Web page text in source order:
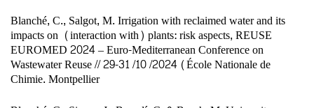
Blanché, C., Salgot, M. Irrigation with reclaimed water and its
impacts on (interaction with) plants: risk aspects, REUSE
EUROMED 2024 – Euro-Mediterranean Conference on
Wastewater Reuse // 29-31 /10 /2024 (École Nationale de
Chimie. Montpellier